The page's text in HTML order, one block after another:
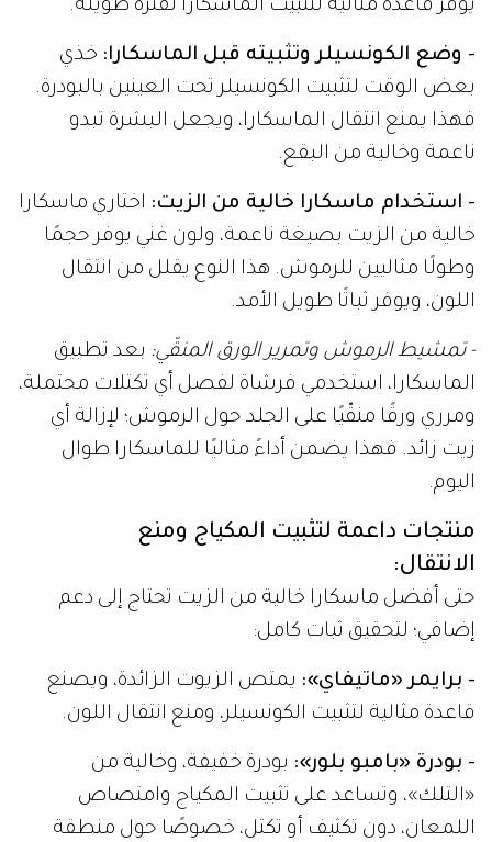
يوفر قاعدة مثالية لتثبيت الماسكارا لفترة طويلة.
- وضع الكونسيلر وتثبيته قبل الماسكارا: خذي
بعض الوقت لتثبيت الكونسيلر تحت العينين بالبودرة.
فهذا يمنع انتقال الماسكارا، ويجعل البشرة تبدو
ناعمة وخالية من البقع.
- استخدام ماسكارا خالية من الزيت: اختاري ماسكارا
خالية من الزيت بصيغة ناعمة، ولون غني يوفر حجمًا
وطولًا مثاليين للرموش. هذا النوع يقلل من انتقال
اللون، ويوفر ثباتًا طويل الأمد.
- تمشيط الرموش وتمرير الورق المنقّي: بعد تطبيق
الماسكارا، استخدمي فرشاة لفصل أي تكتلات محتملة،
ومرري ورقًا منقّيًا على الجلد حول الرموش؛ لإزالة أي
زيت زائد. فهذا يضمن أداءً مثاليًا للماسكارا طوال
اليوم.
منتجات داعمة لتثبيت المكياج ومنع
الانتقال:
حتى أفضل ماسكارا خالية من الزيت تحتاج إلى دعم
إضافي؛ لتحقيق ثبات كامل:
- برايمر «ماتيفاي»: يمتص الزيوت الزائدة، ويصنع
قاعدة مثالية لتثبيت الكونسيلر، ومنع انتقال اللون.
- بودرة «بامبو بلور»: بودرة خفيفة، وخالية من
«التلك»، وتساعد على تثبيت المكياج وامتصاص
اللمعان، دون تكثيف أو تكتل، خصوصًا حول منطقة